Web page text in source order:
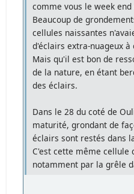
comme vous le week
Beaucoup de
cellules naissantes
d'éclairs extra-nuageux à
Mais qu'il est bon de
de la nature, en étant
des éclairs.
Dans le 28 du coté de
maturité, grondant de
éclairs sont restés dans
C'est cette même cellule
notamment par la grêle